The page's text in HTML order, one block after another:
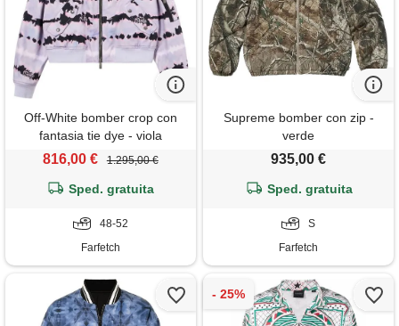
Off-White bomber crop con
fantasia tie dye - viola
816,00 € 1.295,00 €
Sped. gratuita
48-52
Farfetch
Supreme bomber con zip -
verde
935,00 €
Sped. gratuita
S
Farfetch